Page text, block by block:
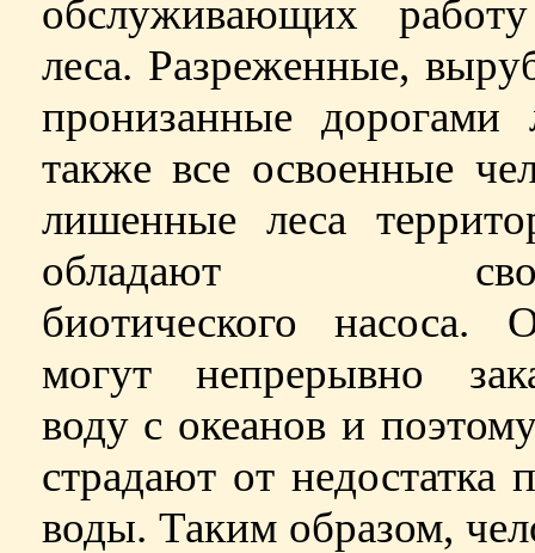
обслуживающих
леса. Разреженные,
пронизанные дорогами
также все освоенные
лишенные леса
обладают
биотического насоса.
могут непрерывно
воду с океанов и
страдают от недостатка
воды. Таким образом,